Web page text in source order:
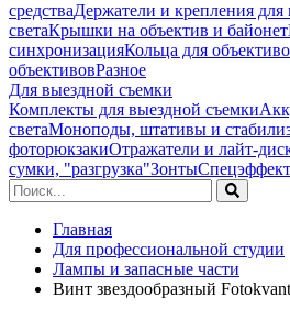
средстваДержатели и крепления для
светаКрышки на объектив и байонет
синхронизацияКольца для
объективовРазное
Для выездной съемки
Комплекты для выездной съемки
светаМоноподы, штативы и
фоторюкзакиОтражатели и лайт-
сумки, "разгрузка"Зонты
Главная
Для профессиональной студии
Лампы и запасные части
Винт звездообразный